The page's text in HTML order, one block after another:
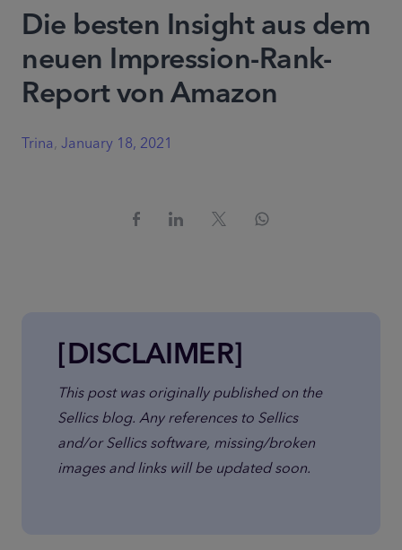
Die besten Insight aus dem
neuen Impression-Rank-
Report von Amazon
Trina, January 18, 2021
[DISCLAIMER]
This post was originally published on the
Sellics blog. Any references to Sellics
and/or Sellics software, missing/broken
images and links will be updated soon.